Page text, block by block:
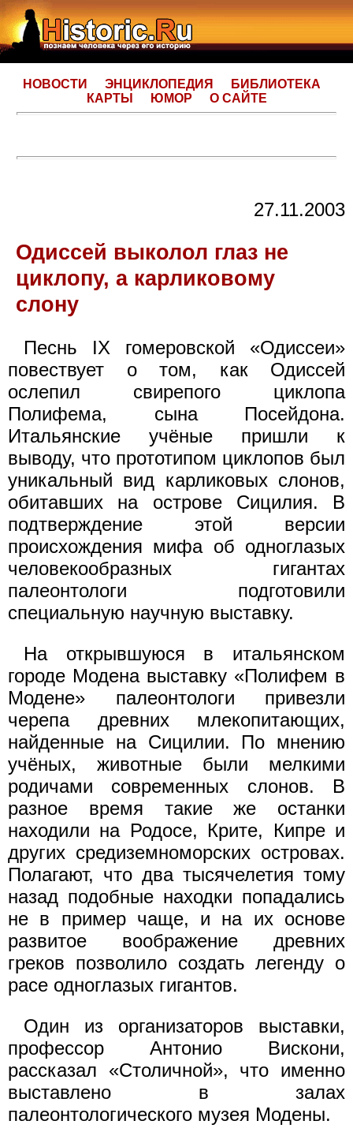
НОВОСТИ ЭНЦИКЛОПЕДИЯ
БИБЛИОТЕКА
КАРТЫ
ЮМОР О САЙТЕ
27.11.2003
Одиссей выколол глаз не
циклопу, а карликовому
слону
Песнь IX гомеровской «Одиссеи»
повествует о том, как Одиссей
ослепил свирепого циклопа
Полифема, сына Посейдона.
Итальянские учёные пришли к
выводу, что прототипом циклопов был
уникальный вид карликовых слонов,
обитавших на острове Сицилия. В
подтверждение этой версии
происхождения мифа об одноглазых
человекообразных гигантах
палеонтологи подготовили
специальную научную выставку.
На открывшуюся в итальянском
городе Модена выставку «Полифем в
Модене» палеонтологи привезли
черепа древних млекопитающих,
найденные на Сицилии. По мнению
учёных, животные были мелкими
родичами современных слонов. В
разное время такие же останки
находили на Родосе, Крите, Кипре и
других средиземноморских островах.
Полагают, что два тысячелетия тому
назад подобные находки попадались
не в пример чаще, и на их основе
развитое воображение древних
греков позволило создать легенду о
расе одноглазых гигантов.
Один из организаторов выставки,
профессор Антонио Вискони,
рассказал «Столичной», что именно
выставлено в залах
палеонтологического музея Модены.